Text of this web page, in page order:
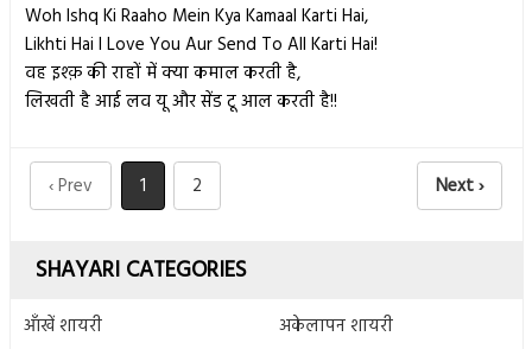
Woh Ishq Ki Raaho Mein Kya Kamaal Karti Hai,
Likhti Hai I Love You Aur Send To All Karti Hai!
वह इश्क़ की राहों में क्या कमाल करती है,
लिखती है आई लव यू और सेंड टू आल करती है!!
‹ Prev 1 2 Next ›
SHAYARI CATEGORIES
आँखें शायरी
अकेलापन शायरी